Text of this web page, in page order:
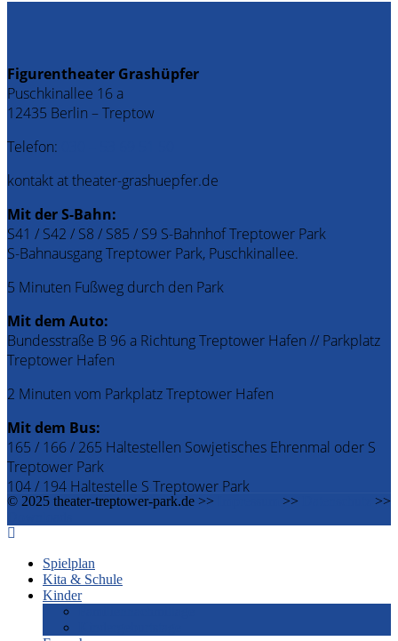
Figurentheater Grashüpfer
Puschkinallee 16 a
12435 Berlin – Treptow
Telefon:
kontakt at theater-grashuepfer.de
Mit der S-Bahn:
S41 / S42 / S8 / S85 / S9 S-Bahnhof Treptower Park
S-Bahnausgang Treptower Park, Puschkinallee.
5 Minuten Fußweg durch den Park
Mit dem Auto:
Bundesstraße B 96 a Richtung Treptower Hafen // Parkplatz
Treptower Hafen
2 Minuten vom Parkplatz Treptower Hafen
Mit dem Bus:
165 / 166 / 265 Haltestellen Sowjetisches Ehrenmal oder S
Treptower Park
104 / 194 Haltestelle S Treptower Park
© 2025 theater-treptower-park.de >> >>
>>
Spielplan
Kita & Schule
Kinder